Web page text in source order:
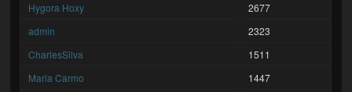
Hygora Hoxy
2677
admin
2323
CharlesSilva
1511
Maria Carmo
1447